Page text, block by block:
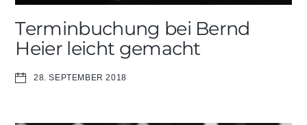
Terminbuchung bei Bernd
Heier leicht gemacht
28. SEPTEMBER 2018